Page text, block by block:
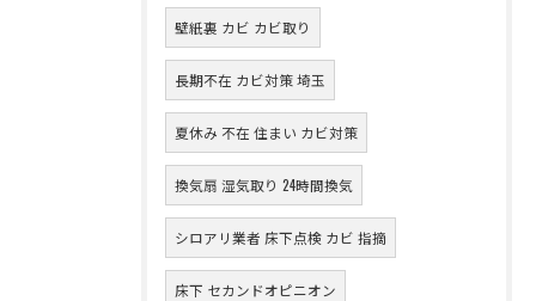
壁紙裏 カビ カビ取り
長期不在 カビ対策 埼玉
夏休み 不在 住まい カビ対策
換気扇 湿気取り 24時間換気
シロアリ業者 床下点検 カビ 指摘
床下 セカンドオピニオン